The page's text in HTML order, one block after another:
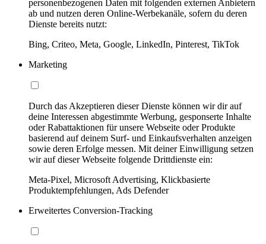
personenbezogenen Daten mit folgenden externen Anbietern
ab und nutzen deren Online-Werbekanäle, sofern du deren
Dienste bereits nutzt:
Bing, Criteo, Meta, Google, LinkedIn, Pinterest, TikTok
Marketing
Durch das Akzeptieren dieser Dienste können wir dir auf
deine Interessen abgestimmte Werbung, gesponserte Inhalte
oder Rabattaktionen für unsere Webseite oder Produkte
basierend auf deinem Surf- und Einkaufsverhalten anzeigen
sowie deren Erfolge messen. Mit deiner Einwilligung setzen
wir auf dieser Webseite folgende Drittdienste ein:
Meta-Pixel, Microsoft Advertising, Klickbasierte
Produktempfehlungen, Ads Defender
Erweitertes Conversion-Tracking